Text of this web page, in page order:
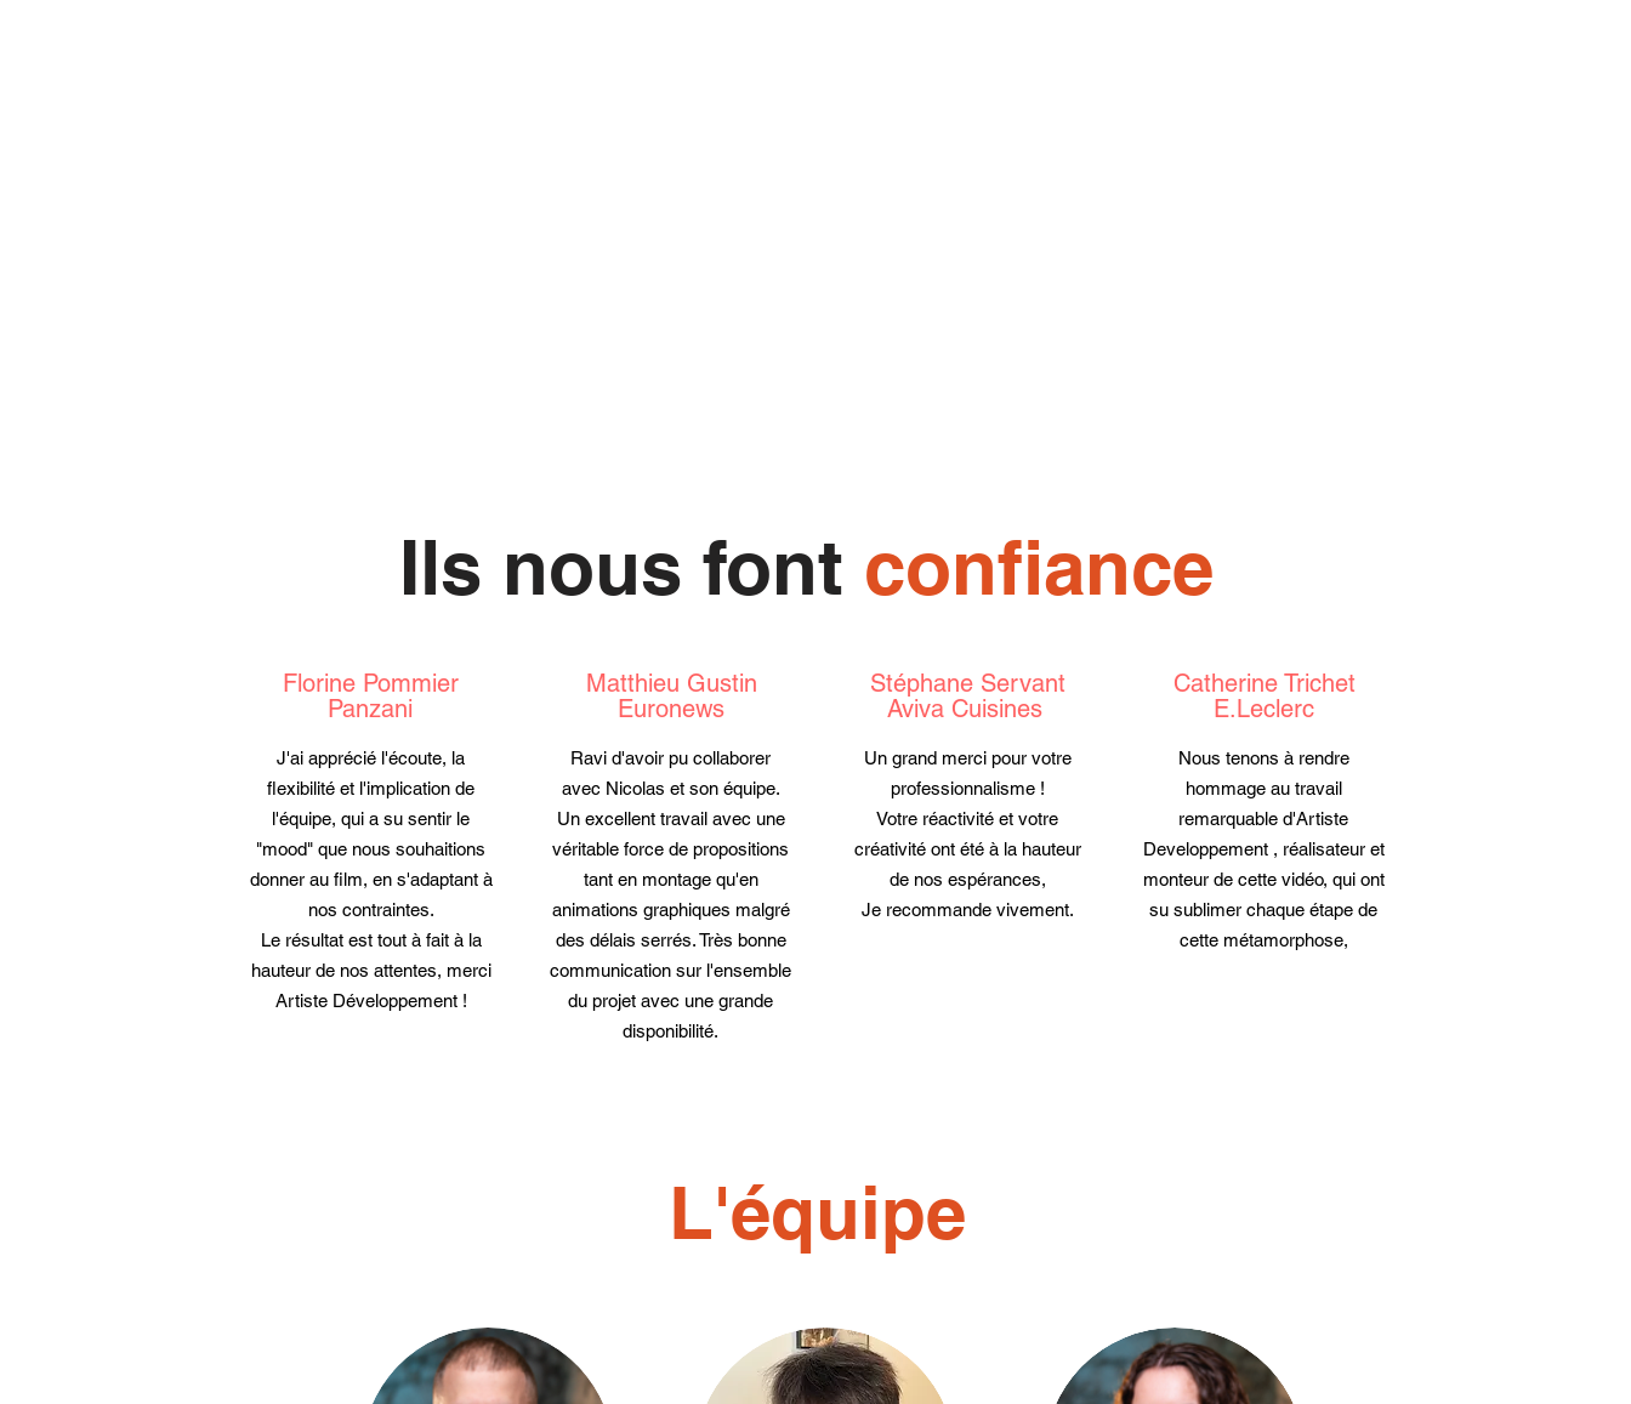
Florine Pommier
Panzani
J'ai apprécié l'écoute, la
flexibilité et l'implication de
l'équipe, qui a su sentir le
"mood" que nous souhaitions
donner au film, en s'adaptant à
nos contraintes.
Le résultat est tout à fait à la
hauteur de nos attentes, merci
Artiste Développement !
Matthieu Gustin
Euronews
Ravi d'avoir pu collaborer
avec Nicolas et son équipe.
Un excellent travail avec une
véritable force de propositions
tant en montage qu'en
animations graphiques malgré
des délais serrés. Très bonne
communication sur l'ensemble
du projet avec une grande
disponibilité.
Stéphane Servant
Aviva Cuisines
Un grand merci pour votre
professionnalisme !
Votre réactivité et votre
créativité ont été à la hauteur
de nos espérances,
Je recommande vivement.
Catherine Trichet
E.Leclerc
Nous tenons à rendre
hommage au travail
remarquable d'Artiste
Developpement, réalisateur et
monteur de cette vidéo, qui ont
su sublimer chaque étape de
cette métamorphose,
Ils nous font confiance
L'équipe